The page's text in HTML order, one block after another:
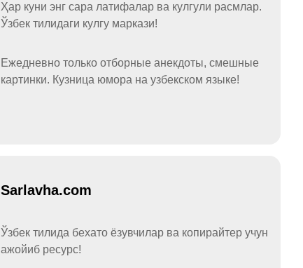
Ҳар куни энг сара латифалар ва кулгули расмлар.
Ўзбек тилидаги кулгу маркази!
Ежедневно только отборные анекдоты, смешные
картинки. Кузница юмора на узбекском языке!
Sarlavha.com
Ўзбек тилида бехато ёзувчилар ва копирайтер учун
ажойиб ресурс!